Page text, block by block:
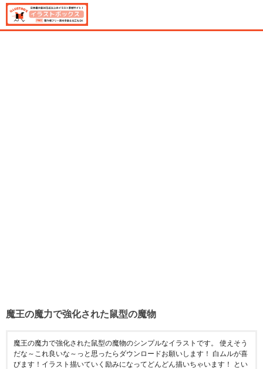
魔王の魔力で強化された鼠型の魔物
魔王の魔力で強化された鼠型の魔物のシンプルなイラストです。 使えそう
だな～これ良いな～っと思ったらダウンロードお願いします！ 白ムルが喜
びます！イラスト描いていく励みになってどんどん描いちゃいます！ とい